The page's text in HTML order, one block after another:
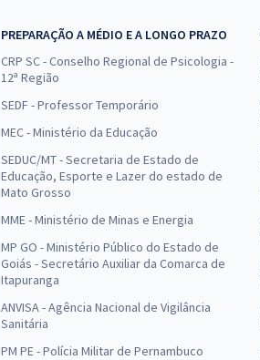
PREPARAÇÃO A MÉDIO E A LONGO PRAZO
CRP SC - Conselho Regional de Psicologia -
12ª Região
SEDF - Professor Temporário
MEC - Ministério da Educação
SEDUC/MT - Secretaria de Estado de
Educação, Esporte e Lazer do estado de
Mato Grosso
MME - Ministério de Minas e Energia
MP GO - Ministério Público do Estado de
Goiás - Secretário Auxiliar da Comarca de
Itapuranga
ANVISA - Agência Nacional de Vigilância
Sanitária
PM PE - Polícia Militar de Pernambuco